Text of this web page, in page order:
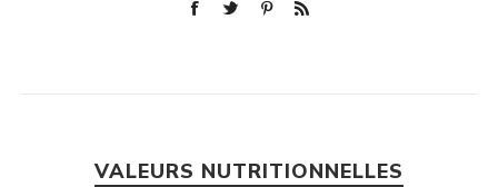
VALEURS NUTRITIONNELLES